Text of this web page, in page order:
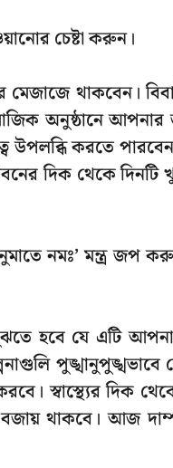
চেষ্টা করুন।
থাকবেন।
অনুষ্ঠানে আপনার
উপলব্ধি করতে
দিক থেকে দিনটি
নমঃ’ মন্ত্র
যে এটি আপনার
স্বাস্থ্যের দিক
বজায় থাকবে। আজ